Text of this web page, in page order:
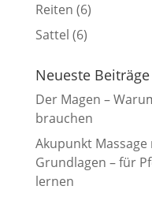
Reiten (6)
Sattel (6)
Neueste Beiträge
Der Magen –
brauchen
Akupunkt Massage
Grundlagen – für
lernen